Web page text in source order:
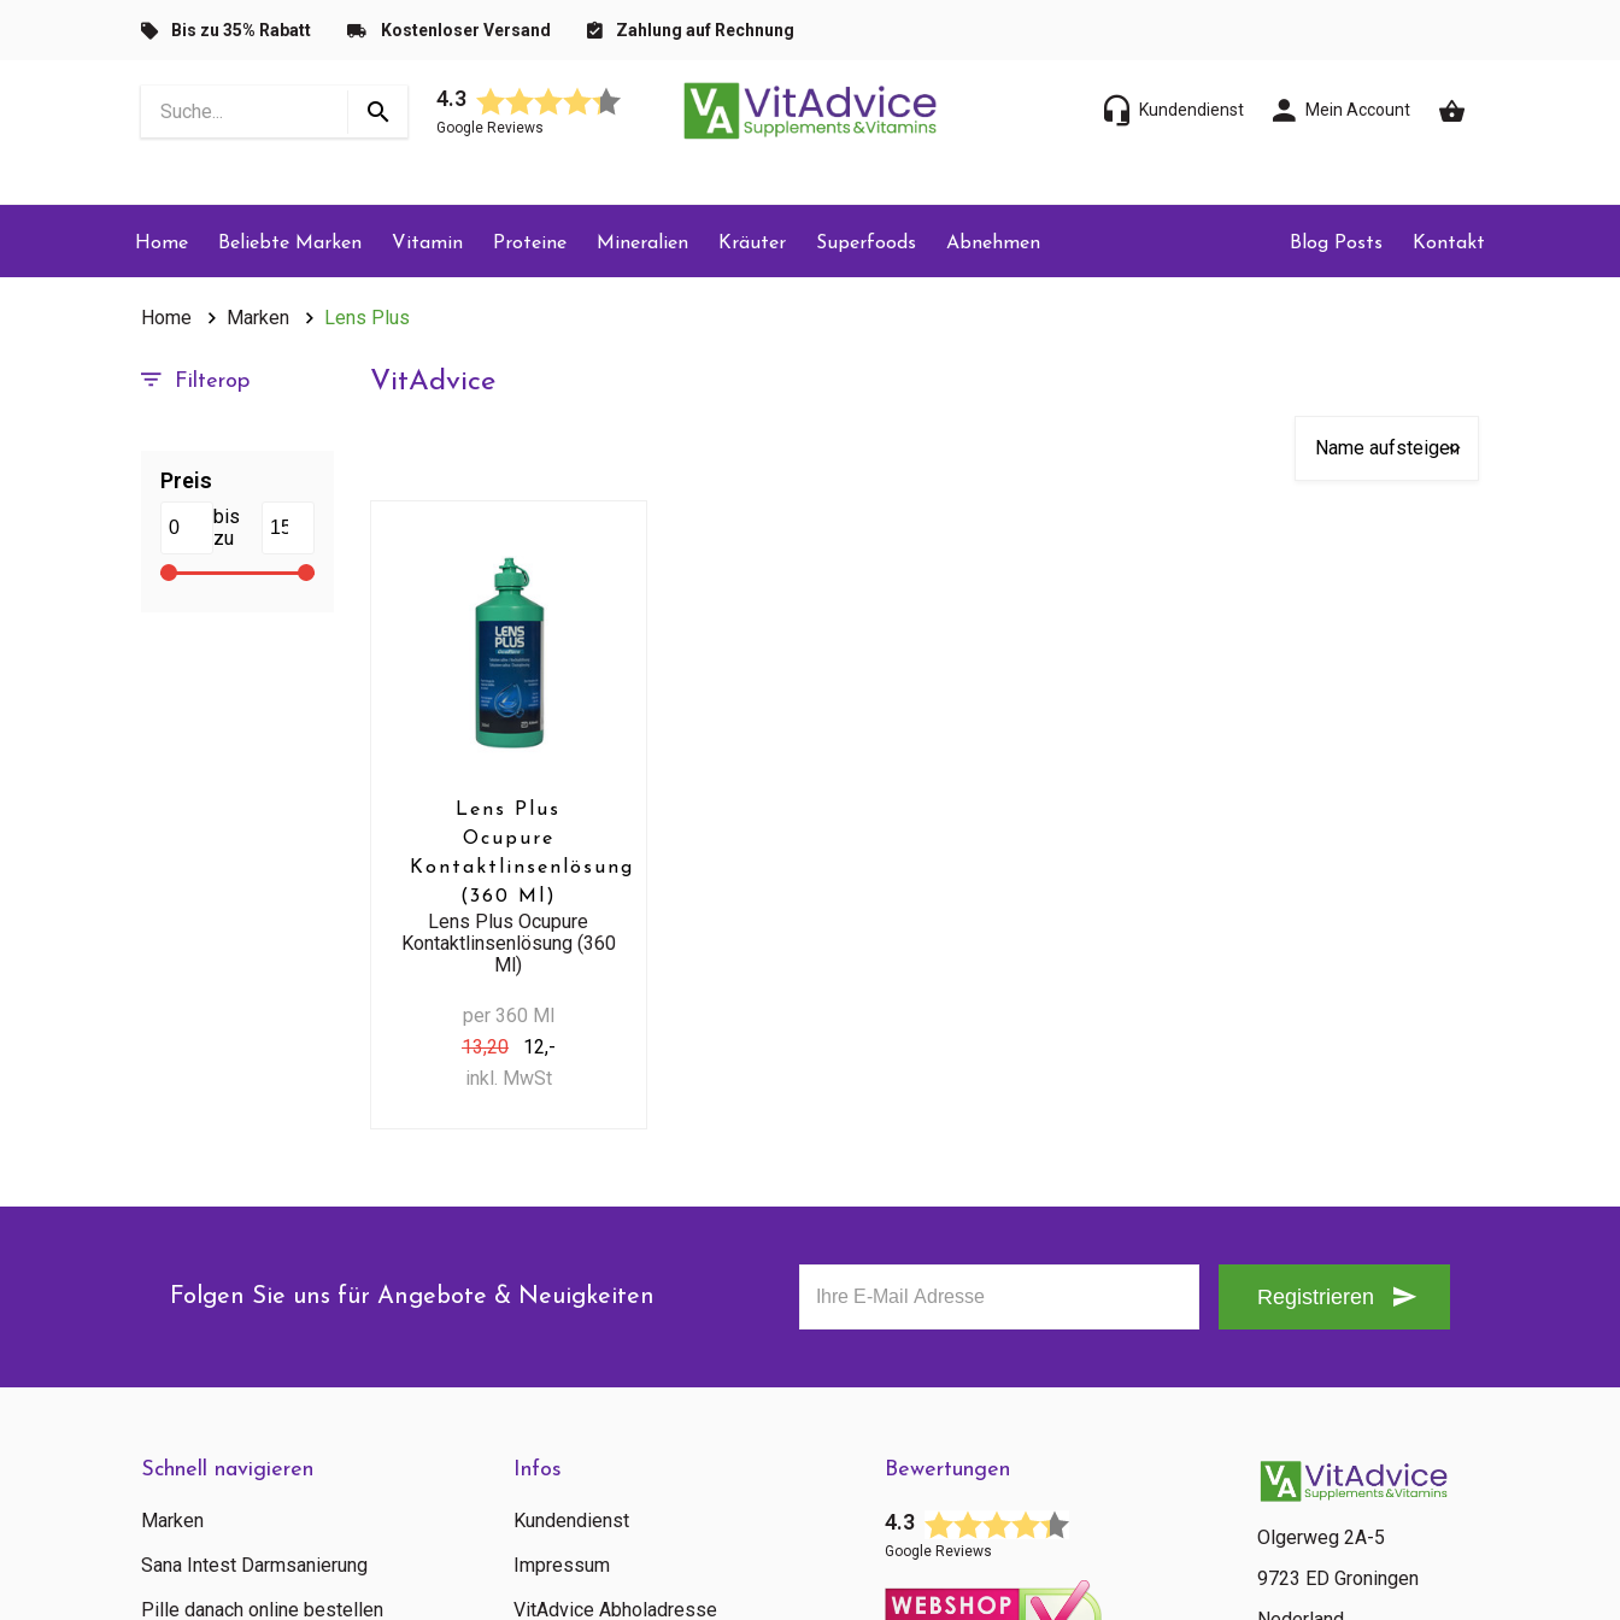
Bis zu 35% Rabatt Kostenloser Versand Zahlung auf Rechnung
4.3
Google Reviews
Kundendienst Mein Account
Home Beliebte Marken Vitamin Proteine Mineralien Kräuter Superfoods Abnehmen Blog Posts Kontakt
Home Marken Lens Plus
Filterop
Preis
bis
zu
VitAdvice
Lens Plus
Ocupure
Kontaktlinsenlösung
(360 Ml)
Lens Plus Ocupure
Kontaktlinsenlösung (360
Ml)
per 360 Ml
13,20
12,-
inkl. MwSt
Folgen Sie uns für Angebote & Neuigkeiten Registrieren
Schnell navigieren
Marken
Sana Intest Darmsanierung
Pille danach online bestellen
Infos
Kundendienst
Impressum
VitAdvice Abholadresse
Bewertungen
4.3
Google Reviews
Olgerweg 2A-5
9723 ED Groningen